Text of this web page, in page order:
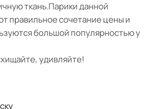
ткань.Парики данной
правильное сочетание цены и
большой популярностью у
удивляйте!